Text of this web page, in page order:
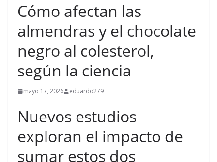
Cómo afectan las
almendras y el chocolate
negro al colesterol,
según la ciencia
mayo 17, 2026 eduardo279
Nuevos estudios
exploran el impacto de
sumar estos dos